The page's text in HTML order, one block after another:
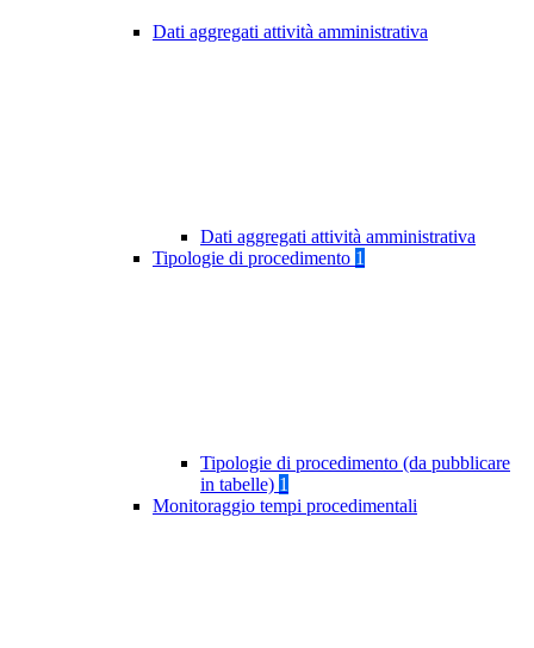
Dati aggregati attività amministrativa
Dati aggregati attività amministrativa
Tipologie di procedimento 1
Tipologie di procedimento (da pubblicare
in tabelle) 1
Monitoraggio tempi procedimentali